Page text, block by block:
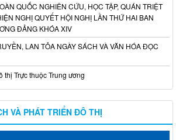
QUỐC NGHIÊN CỨU, HỌC TẬP, QUÁN TRIỆT
NGHỊ QUYẾT HỘI NGHỊ LẦN THỨ HAI BAN
ĐẢNG KHÓA XIV
LAN TỎA NGÀY SÁCH VÀ VĂN HÓA ĐỌC
Trực thuộc Trung ương
VÀ PHÁT TRIỂN ĐÔ THỊ